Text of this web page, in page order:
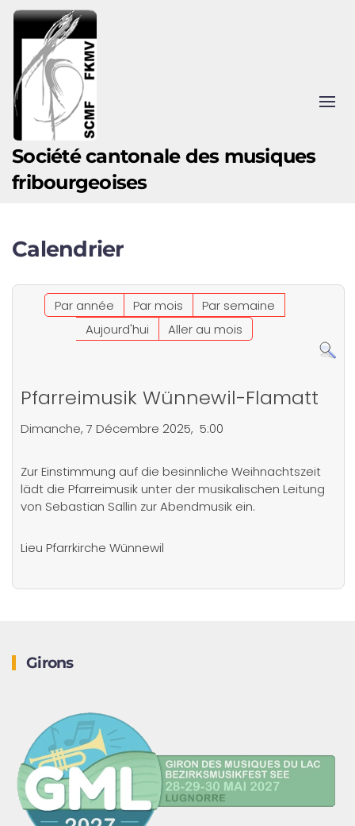
Accéder au contenu principal
Société cantonale des musiques
fribourgeoises
Calendrier
Par année Par mois
Par semaine
Aujourd'hui
Aller au mois
Pfarreimusik Wünnewil-Flamatt
Dimanche, 7 Décembre 2025, 5:00
Zur Einstimmung auf die besinnliche Weihnachtszeit
lädt die Pfarreimusik unter der musikalischen Leitung
von Sebastian Sallin zur Abendmusik ein.
Lieu Pfarrkirche Wünnewil
Girons